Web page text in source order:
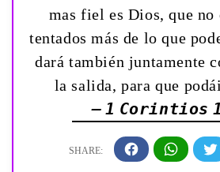
mas fiel es Dios, que no
tentados más de lo que
dará también juntamente
la salida, para que
— 1 Corintios